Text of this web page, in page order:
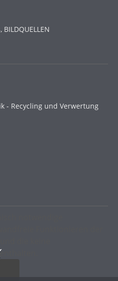
BILDQUELLEN
- Recycling und Verwertung
Funktionieren der